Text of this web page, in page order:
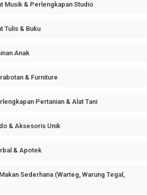
Musik & Perlengkapan Studio
Tulis & Buku
Anak
& Furniture
Pertanian & Alat Tani
& Aksesoris Unik
& Apotek
Sederhana (Warteg, Warung Tegal,